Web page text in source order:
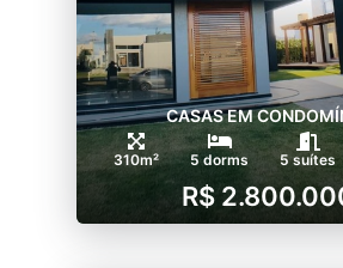
CASAS EM
310m² 5 dorms 5 suítes
R$